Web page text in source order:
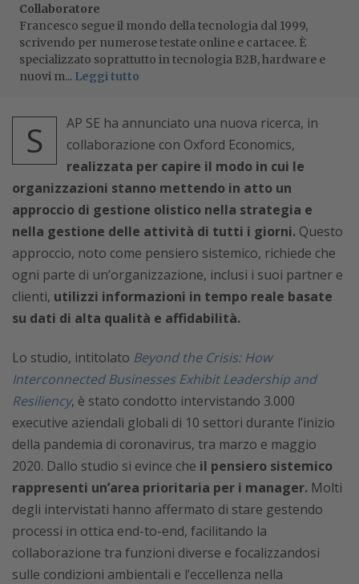
Collaboratore
Francesco segue il mondo della tecnologia dal 1999,
scrivendo per numerose testate online e cartacee. È
specializzato soprattutto in tecnologia B2B, hardware e
nuovi m... Leggi tutto
S
AP SE ha annunciato una nuova ricerca, in
collaborazione con Oxford Economics,
realizzata per capire il modo in cui le
organizzazioni stanno mettendo in atto un
approccio di gestione olistico nella strategia e
nella gestione delle attività di tutti i giorni. Questo
approccio, noto come pensiero sistemico, richiede che
ogni parte di un’organizzazione, inclusi i suoi partner e
clienti, utilizzi informazioni in tempo reale basate
su dati di alta qualità e affidabilità.
Lo studio, intitolato Beyond the Crisis: How
Interconnected Businesses Exhibit Leadership and
Resiliency, è stato condotto intervistando 3.000
executive aziendali globali di 10 settori durante l’inizio
della pandemia di coronavirus, tra marzo e maggio
2020. Dallo studio si evince che il pensiero sistemico
rappresenti un’area prioritaria per i manager. Molti
degli intervistati hanno affermato di stare gestendo
processi in ottica end-to-end, facilitando la
collaborazione tra funzioni diverse e focalizzandosi
sulle condizioni ambientali e l’eccellenza nella